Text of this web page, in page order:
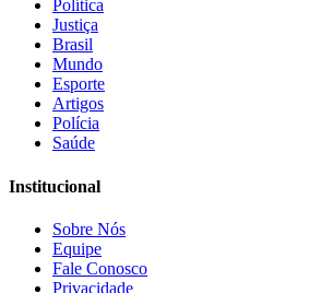
Política
Justiça
Brasil
Mundo
Esporte
Artigos
Polícia
Saúde
Institucional
Sobre Nós
Equipe
Fale Conosco
Privacidade